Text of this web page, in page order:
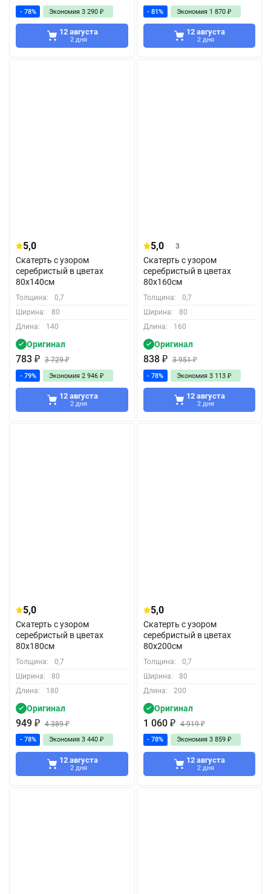
- 78% Экономия 3 290 ₽
12 августа
2 дня
- 81% Экономия 1 870 ₽
12 августа
2 дня
5,0
Скатерть с узором
серебристый в цветах
80x140см
Толщина:
0,7
Ширина:
80
Длина:
140
Оригинал
783 ₽ 3 729₽
- 79% Экономия 2 946 ₽
12 августа
2 дня
5,0 3
Скатерть с узором
серебристый в цветах
80x160см
Толщина:
0,7
Ширина:
80
Длина:
160
Оригинал
838 ₽ 3 951₽
- 78% Экономия 3 113 ₽
12 августа
2 дня
5,0
Скатерть с узором
серебристый в цветах
80x180см
Толщина:
0,7
Ширина:
80
Длина:
180
Оригинал
949 ₽ 4 389₽
- 78% Экономия 3 440 ₽
12 августа
2 дня
5,0
Скатерть с узором
серебристый в цветах
80x200см
Толщина:
0,7
Ширина:
80
Длина:
200
Оригинал
1 060 ₽ 4 919₽
- 78% Экономия 3 859 ₽
12 августа
2 дня